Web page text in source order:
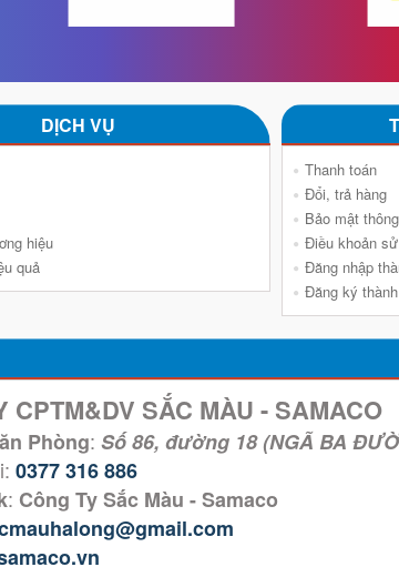
DỊCH VỤ
hiệu
quả
Thanh toán
Đổi, trả hàng
Bảo mật
Điều khoản
Đăng nhập
Đăng ký
CPTM&DV SẮC MÀU - SAMACO
Phòng: Số 86, đường 18 (NGÃ BA
0377 316 886
: Công Ty Sắc Màu - Samaco